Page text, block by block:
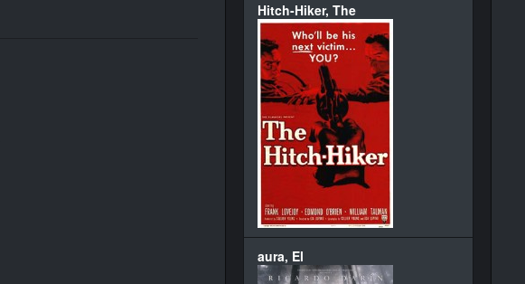
Hitch-Hiker, The
aura, El